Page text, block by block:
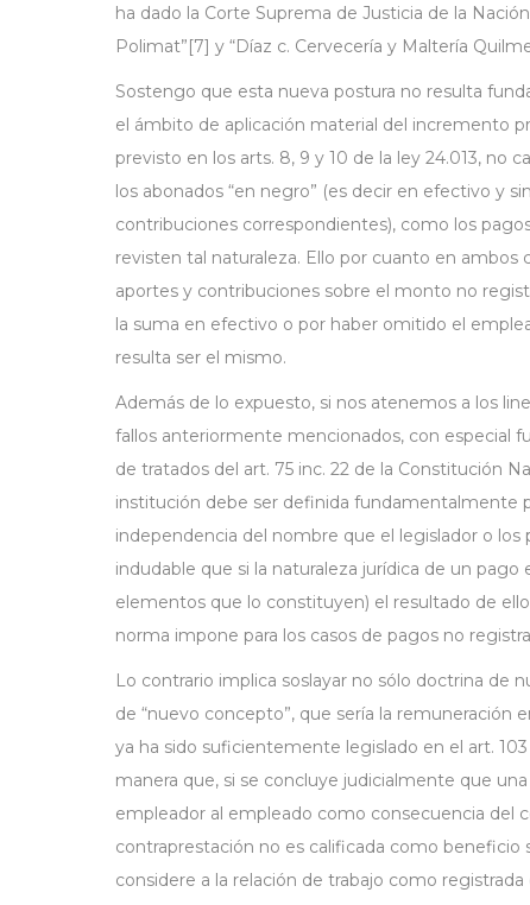
ha dado la Corte Suprema de Justicia de la
Polimat”[7] y “Díaz c. Cervecería y Maltería
Sostengo que esta nueva postura no resulta
el ámbito de aplicación material del incremento
previsto en los arts. 8, 9 y 10 de la ley 24.013,
los abonados “en negro” (es decir en efectivo y
contribuciones correspondientes), como los
revisten tal naturaleza. Ello por cuanto en
aportes y contribuciones sobre el monto no
la suma en efectivo o por haber omitido el
resulta ser el mismo.
Además de lo expuesto, si nos atenemos a los
fallos anteriormente mencionados, con especial
de tratados del art. 75 inc. 22 de la Constitución
institución debe ser definida fundamentalmente
independencia del nombre que el legislador o los
indudable que si la naturaleza jurídica de un
elementos que lo constituyen) el resultado de
norma impone para los casos de pagos no
Lo contrario implica soslayar no sólo doctrina de
de “nuevo concepto”, que sería la remuneración
ya ha sido suficientemente legislado en el art.
manera que, si se concluye judicialmente que
empleador al empleado como consecuencia del
contraprestación no es calificada como beneficio
considere a la relación de trabajo como